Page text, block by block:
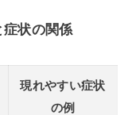
状の関係
現れやすい症状
の例